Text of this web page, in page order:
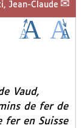
Jean-Claude
Vaud,
de fer de
fer en Suisse